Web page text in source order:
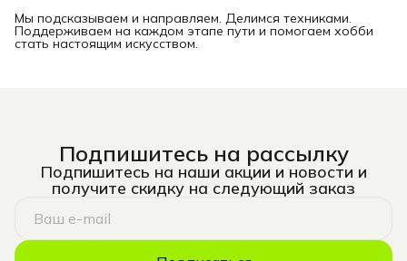
Мы подсказываем и направляем. Делимся техниками.
Поддерживаем на каждом этапе пути и помогаем хобби
стать настоящим искусством.
Подпишитесь на рассылку
Подпишитесь на наши акции и новости и
получите скидку на следующий заказ